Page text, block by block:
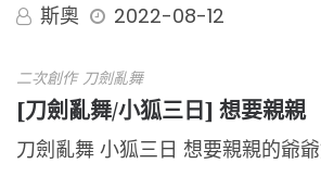
斯奧
2022-08-12
二次創作 刀劍亂舞
[刀劍亂舞/小狐三日] 想要親親
刀劍亂舞 小狐三日 想要親親的爺